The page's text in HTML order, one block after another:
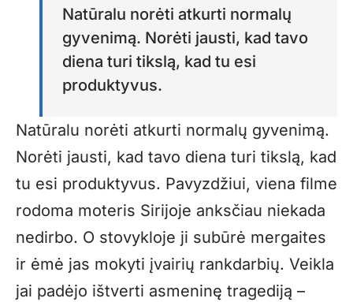
Natūralu norėti atkurti normalų
gyvenimą. Norėti jausti, kad tavo
diena turi tikslą, kad tu esi
produktyvus.
Natūralu norėti atkurti normalų gyvenimą.
Norėti jausti, kad tavo diena turi tikslą, kad
tu esi produktyvus. Pavyzdžiui, viena filme
rodoma moteris Sirijoje anksčiau niekada
nedirbo. O stovykloje ji subūrė mergaites
ir ėmė jas mokyti įvairių rankdarbių. Veikla
jai padėjo ištverti asmeninę tragediją –